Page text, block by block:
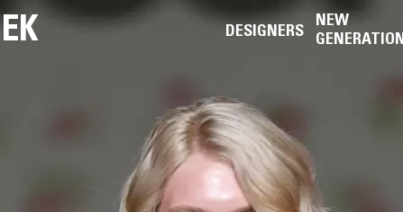
DESIGNERS
NEW
GENERATION